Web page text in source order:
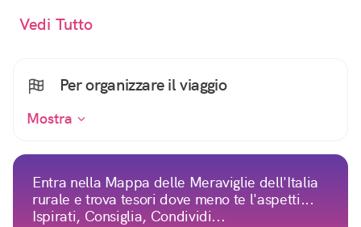
Vedi Tutto
Per organizzare il viaggio
Mostra
Entra nella Mappa delle Meraviglie dell'Italia
rurale e trova tesori dove meno te l'aspetti...
Ispirati, Consiglia, Condividi...